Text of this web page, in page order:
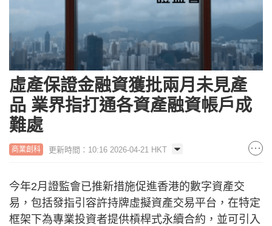
虛產保證金融資獲批兩月未見產
品 業界指打通各資產融資帳戶成
難處
商業創科 更新時間：10:16 2026-04-21 HKT
今年2月證監會已推新措施促進香港的數字資產交
易，包括發指引容許持牌虛擬資產交易平台，在特定
框架下為專業投資者提供槓桿式永續合約，並可引入